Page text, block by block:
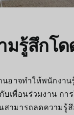
มรู้สึกโด
อาจทำให้พนักงาน
เพื่อนร่วมงาน การ
สามารถลดความรู้